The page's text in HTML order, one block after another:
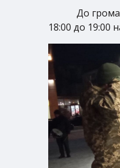
До
18:00 до 19:00